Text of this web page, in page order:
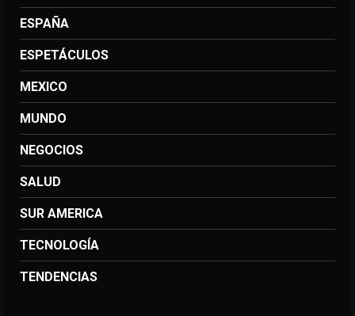
ESPAÑA
ESPETÁCULOS
MEXICO
MUNDO
NEGOCIOS
SALUD
SUR AMERICA
TECNOLOGÍA
TENDENCIAS